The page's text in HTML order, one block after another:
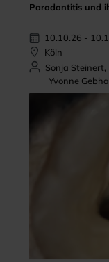
Parodontitis und
10.10.26 -
Köln
Sonja Steinert,
Yvonne